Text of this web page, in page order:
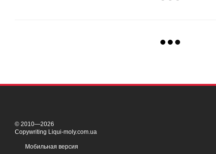
© 2010—2026
Copywriting Liqui-moly.com.ua
Мобильная версия